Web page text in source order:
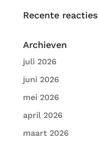
Recente reacties
Archieven
juli 2026
juni 2026
mei 2026
april 2026
maart 2026